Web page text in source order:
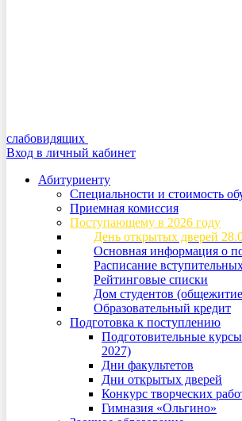
слабовидящих
Вход в личный кабинет
Абитуриенту
Специальности и стоимость
Приемная комиссия
Поступающему в 2026 году
День открытых дверей
Основная информация о
Расписание
Рейтинговые списки
Дом студентов
Образовательный кредит
Подготовка к поступлению
Подготовительные
2027)
Дни факультетов
Дни открытых дверей
Конкурс творческих
Гимназия «Ольгино»